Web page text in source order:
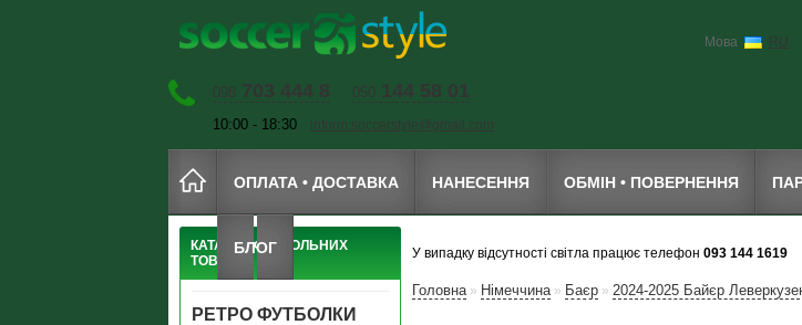
Мова RU
098 703 444 8 050 144 58 01
10:00 - 18:30 inform.soccerstyle@gmail.com
ОПЛАТА • ДОСТАВКА НАНЕСЕННЯ ОБМІН • ПОВЕРНЕННЯ
БЛОГ
КАТАЛОГ ФУТБОЛЬНИХ
ТОВАРІВ
РЕТРО ФУТБОЛКИ
У випадку відсутності світла працює телефон 093 144 1619
Головна » Німеччина » Баєр » 2024-2025 Байєр